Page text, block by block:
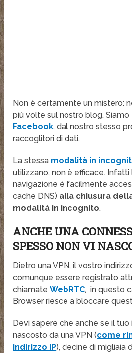
Non è certamente un mistero:
più volte sul nostro blog. Siamo
Facebook, dal nostro stesso
raccoglitori di dati.
La stessa modalità in
utilizzano, non è efficace. Infatti
navigazione è facilmente
cache DNS) alla chiusura
modalità in incognito.
ANCHE UNA
SPESSO NON VI
Dietro una VPN, il vostro
comunque essere registrato
chiamateWebRTC, in questo
Browser riesce a bloccare
Devi sapere che anche se il tuo
nascosto da una VPN (come
indirizzo IP), decine di migliaia